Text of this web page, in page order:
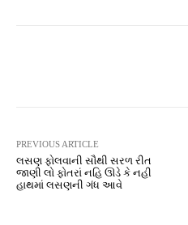
PREVIOUS ARTICLE
લસણ ફોલવાની સૌથી સરળ રીત
જાણી લો ફોતરાં નહિ ઊડે કે નહી
હાથમાં લસણની ગંધ આવે